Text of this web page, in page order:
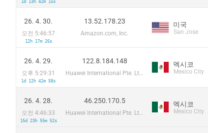
1d 13h 42m 15s
26. 4. 30.
오전 5:46:57
12h 17m 26s
13.52.178.23
Amazon.com, Inc.
미국
San Jose
26. 4. 29.
오후 5:29:31
1d 12h 42m 58s
122.8.184.148
Huawei International Pte. Ltd.
멕시코
Mexico City
26. 4. 28.
오전 4:46:33
15d 23h 55m 52s
46.250.170.5
Huawei International Pte. Ltd.
멕시코
Mexico City